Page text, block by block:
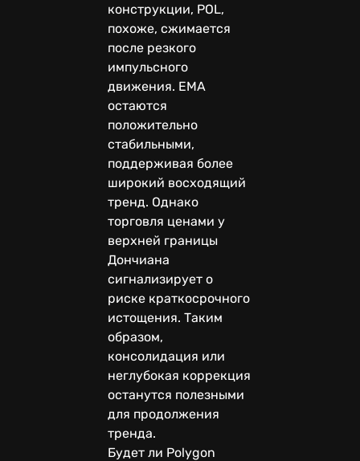
конструкции, POL,
похоже, сжимается
после резкого
импульсного
движения. EMA
остаются
положительно
стабильными,
поддерживая более
широкий восходящий
тренд. Однако
торговля ценами у
верхней границы
Дончиана
сигнализирует о
риске краткосрочного
истощения. Таким
образом,
консолидация или
неглубокая коррекция
останутся полезными
для продолжения
тренда.
Будет ли Polygon